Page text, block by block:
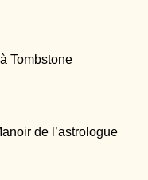
Tombstone
de l’astrologue